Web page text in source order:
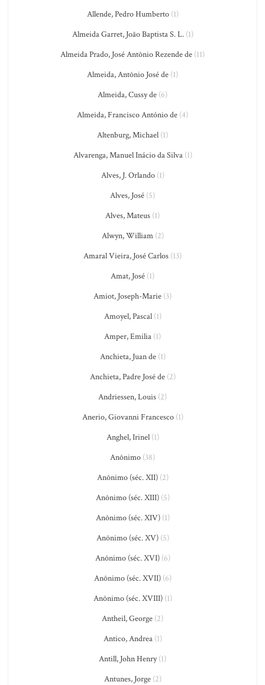
Allende, Pedro Humberto(1)
Almeida Garret, João Baptista S. L.(1)
Almeida Prado, José Antônio Rezende de (11)
Almeida, Antônio José de (1)
Almeida, Cussy de (6)
Almeida, Francisco António de (4)
Altenburg, Michael (1)
Alvarenga, Manuel Inácio da Silva(1)
Alves, J. Orlando(1)
Alves, José (5)
Alves, Mateus (1)
Alwyn, William(2)
Amaral Vieira, José Carlos (13)
Amat, José (1)
Amiot, Joseph-Marie (3)
Amoyel, Pascal(1)
Amper, Emilia (1)
Anchieta, Juan de(1)
Anchieta, Padre José de(2)
Andriessen, Louis (2)
Anerio, Giovanni Francesco(1)
Anghel, Irinel(1)
Anônimo (38)
Anônimo (séc. XII)(2)
Anônimo (séc. XIII)(5)
Anônimo (séc. XIV)(1)
Anônimo (séc. XV)(5)
Anônimo (séc. XVI)(6)
Anônimo (séc. XVII)(6)
Anônimo (séc. XVIII)(1)
Antheil, George (2)
Antico, Andrea(1)
Antill, John Henry(1)
Antunes, Jorge(2)